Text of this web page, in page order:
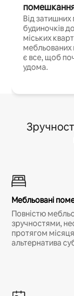
Від затишних
будиночків
міських
є все, щоб
удома.
Мебльовані
Повністю
зручностями,
протягом
альтернатива